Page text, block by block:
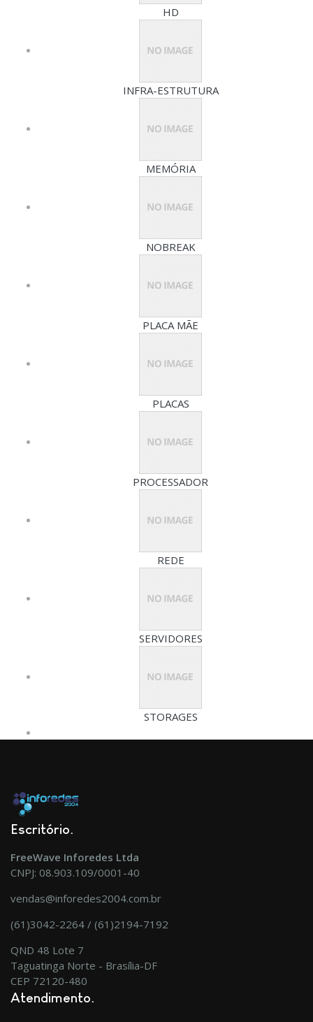
HD
INFRA-ESTRUTURA
MEMÓRIA
NOBREAK
PLACA MÃE
PLACAS
PROCESSADOR
REDE
SERVIDORES
STORAGES
Escritório
FreeWave Inforedes Ltda
CNPJ: 08.903.109/0001-40
vendas@inforedes2004.com.br
(61)3042-2264 / (61)2194-7192
QND 48 Lote 7
Taguatinga Norte - Brasília-DF
CEP 72120-480
Atendimento